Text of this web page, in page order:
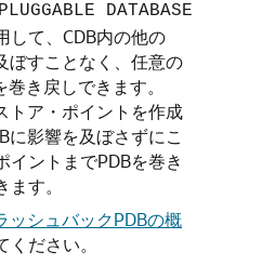
DATABASE
して、CDB内の他の
ぼすことなく、任意の
巻き戻しできます。
トア・ポイントを作成
に影響を及ぼさずにこ
イントまでPDBを巻き
す。
ッシュバックPDBの概
ください。